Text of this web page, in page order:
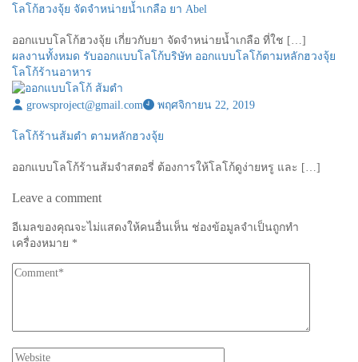
โลโก้ฮวงจุ้ย จัดจำหน่ายน้ำเกลือ ยา Abel
ออกแบบโลโก้ฮวงจุ้ย เกี่ยวกับยา จัดจำหน่ายน้ำเกลือ ที่ใช […]
ผลงานทั้งหมด รับออกแบบโลโก้บริษัท ออกแบบโลโก้ตามหลักฮวงจุ้ย
โลโก้ร้านอาหาร
growsproject@gmail.com พฤศจิกายน 22, 2019
โลโก้ร้านส้มตำ ตามหลักฮวงจุ้ย
ออกแบบโลโก้ร้านส้มจำสตอรี่ ต้องการให้โลโก้ดูง่ายหรู และ […]
Leave a comment
อีเมลของคุณจะไม่แสดงให้คนอื่นเห็น ช่องข้อมูลจำเป็นถูกทำ
เครื่องหมาย *